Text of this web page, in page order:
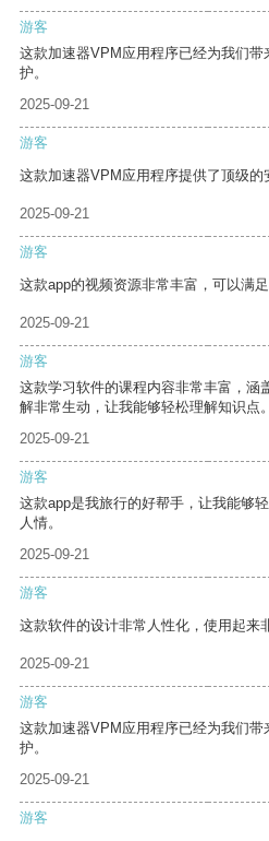
游客
这款加速器VPM应用程序已经为我们
护。
2025-09-21
游客
这款加速器VPM应用程序提供了顶级的
2025-09-21
游客
这款app的视频资源非常丰富，可以满
2025-09-21
游客
这款学习软件的课程内容非常丰富，涵
解非常生动，让我能够轻松理解知识点。
2025-09-21
游客
这款app是我旅行的好帮手，让我能够
人情。
2025-09-21
游客
这款软件的设计非常人性化，使用起来
2025-09-21
游客
这款加速器VPM应用程序已经为我们
护。
2025-09-21
游客